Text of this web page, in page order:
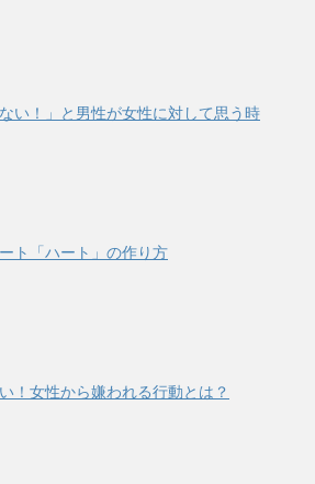
い！」と男性が女性に対して思う時
ト「ハート」の作り方
！女性から嫌われる行動とは？